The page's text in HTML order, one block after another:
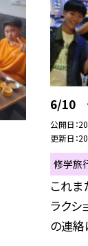
6/10
公開日
更新日
修学旅
これ
ラクシ
の連絡